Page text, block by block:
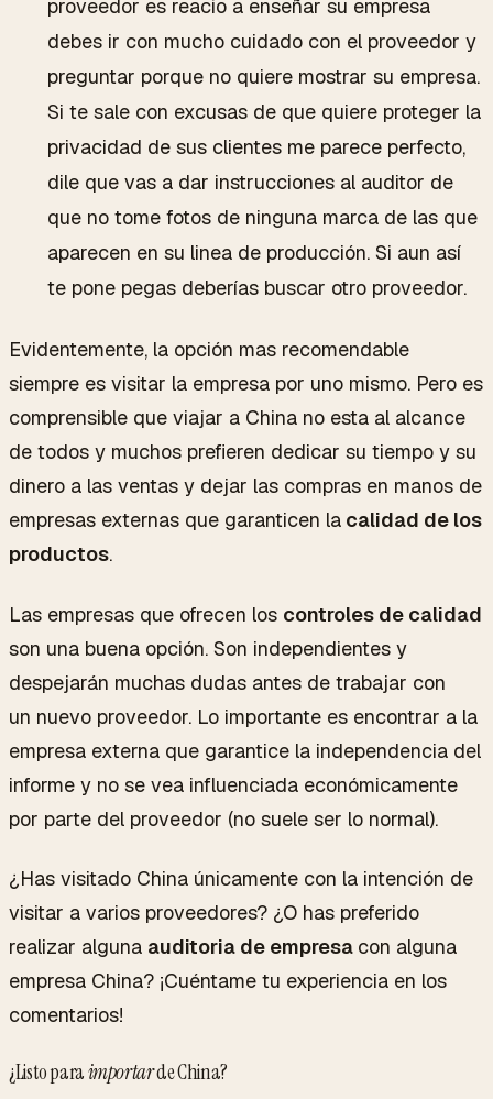
proveedor es reacio a enseñar su empresa
debes ir con mucho cuidado con el proveedor y
preguntar porque no quiere mostrar su empresa.
Si te sale con excusas de que quiere proteger la
privacidad de sus clientes me parece perfecto,
dile que vas a dar instrucciones al auditor de
que no tome fotos de ninguna marca de las que
aparecen en su linea de producción. Si aun así
te pone pegas deberías buscar otro proveedor.
Evidentemente, la opción mas recomendable
siempre es visitar la empresa por uno mismo. Pero es
comprensible que viajar a China no esta al alcance
de todos y muchos prefieren dedicar su tiempo y su
dinero a las ventas y dejar las compras en manos de
empresas externas que garanticen la calidad de los
productos.
Las empresas que ofrecen los controles de calidad
son una buena opción. Son independientes y
despejarán muchas dudas antes de trabajar con
un nuevo proveedor. Lo importante es encontrar a la
empresa externa que garantice la independencia del
informe y no se vea influenciada económicamente
por parte del proveedor (no suele ser lo normal).
¿Has visitado China únicamente con la intención de
visitar a varios proveedores? ¿O has preferido
realizar alguna auditoria de empresa con alguna
empresa China? ¡Cuéntame tu experiencia en los
comentarios!
¿Listo paraimportarde China?